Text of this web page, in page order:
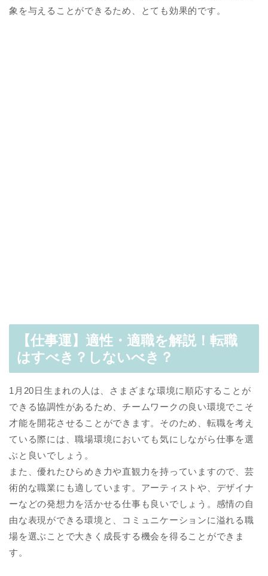
象を与えることができるため、とても効果的です。
【仕事運】適性・適職を解説！転職
はすべき？しないべき？
1月20日生まれの人は、さまざまな環境に順応することが
できる協調性があるため、チームワークの良い環境でこそ
才能を開花させることができます。そのため、転職を考え
ている際には、職場環境においても気にしながら仕事を選
ぶと良いでしょう。
また、優れたひらめき力や直観力を持っていますので、芸
術的な職業にも適しています。アーティストや、デザイナ
ーなどの発想力を活かせる仕事も良いでしょう。感情の自
由な表現ができる環境と、コミュニケーションに溢れる職
場を選ぶことで大きく成長する機会を得ることができま
す。